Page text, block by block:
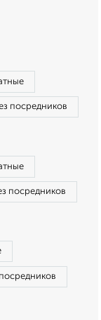
посредников
посредников